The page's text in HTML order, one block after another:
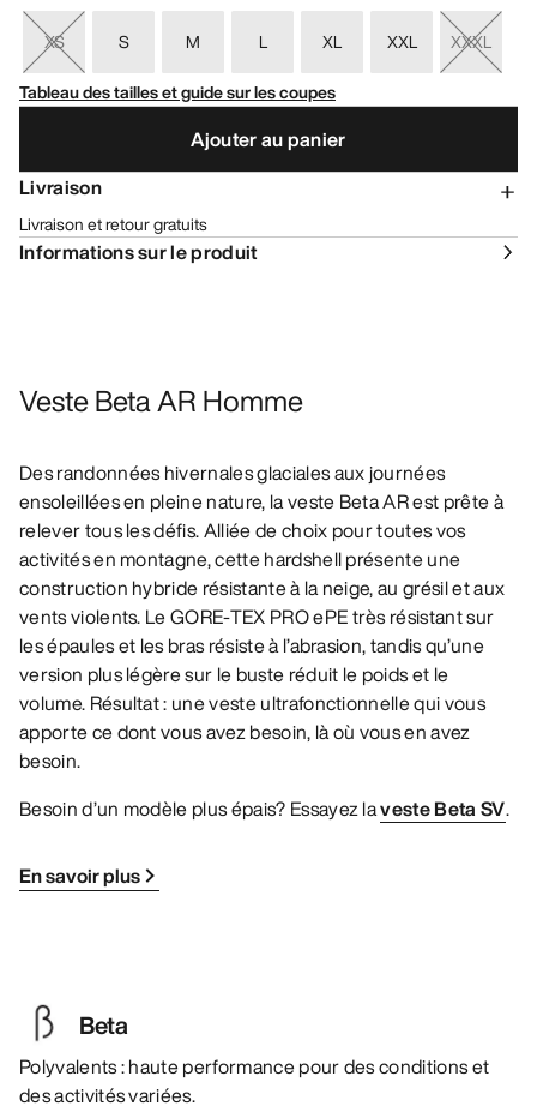
XS S M L XL XXL
XXXL
Tableau des tailles et guide sur les coupes
Ajouter au panier
Livraison
Livraison et retour gratuits
Informations sur le produit
Veste Beta AR Homme
Des randonnées hivernales glaciales aux journées
ensoleillées en pleine nature, la veste Beta AR est prête à
relever tous les défis. Alliée de choix pour toutes vos
activités en montagne, cette hardshell présente une
construction hybride résistante à la neige, au grésil et aux
vents violents. Le GORE-TEX PRO ePE très résistant sur
les épaules et les bras résiste à l’abrasion, tandis qu’une
version plus légère sur le buste réduit le poids et le
volume. Résultat : une veste ultrafonctionnelle qui vous
apporte ce dont vous avez besoin, là où vous en avez
besoin.
Besoin d’un modèle plus épais? Essayez laveste Beta SV.
En savoir plus
Beta
Polyvalents : haute performance pour des conditions et
des activités variées.